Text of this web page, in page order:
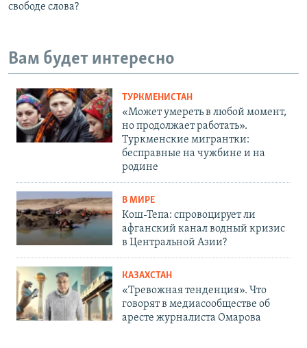
свободе слова?
Вам будет интересно
ТУРКМЕНИСТАН
«Может умереть в любой момент,
но продолжает работать».
Туркменские мигрантки:
бесправные на чужбине и на
родине
В МИРЕ
Кош-Тепа: спровоцирует ли
афганский канал водный кризис
в Центральной Азии?
КАЗАХСТАН
«Тревожная тенденция». Что
говорят в медиасообществе об
аресте журналиста Омарова